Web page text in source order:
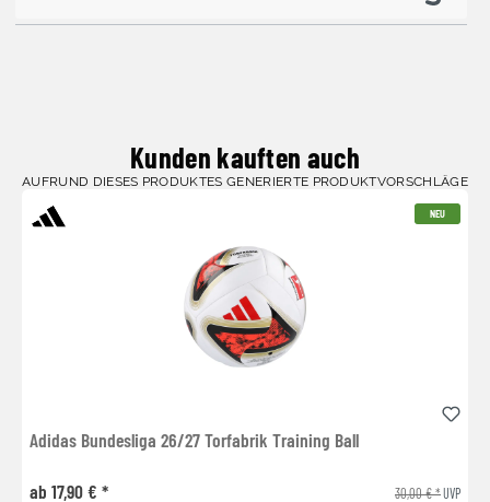
Kunden kauften auch
AUFRUND DIESES PRODUKTES GENERIERTE PRODUKTVORSCHLÄGE
NEU
Adidas Bundesliga 26/27 Torfabrik Training Ball
ab 17,90 € * 30,00 € *UVP